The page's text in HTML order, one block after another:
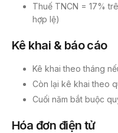
Thuế TNCN = 17%
hợp lệ)
Kê khai & báo cáo
Kê khai theo tháng
Còn lại kê khai theo
Cuối năm bắt buộc
Hóa đơn điện tử